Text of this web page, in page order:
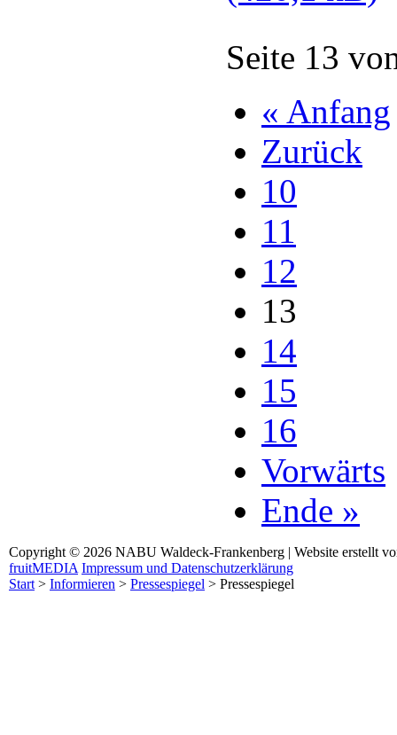
Seite 13
« Anfang
Zurück
10
11
12
13
14
15
16
Vorwärts
Ende »
Copyright © 2026 NABU Waldeck-Frankenberg | Website erstellt
fruitMEDIA Impressum und Datenschutzerklärung
Start> Informieren > Pressespiegel > Pressespiegel